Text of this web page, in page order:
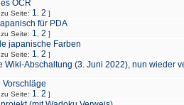
OCR
Seite: 1 2 ]
für PDA
Seite: 1 2 ]
japanische Farben
Seite: 1 2 ]
Wiki-Abschaltung (3. Juni 2022), nun wieder
Seite: 1 2 ]